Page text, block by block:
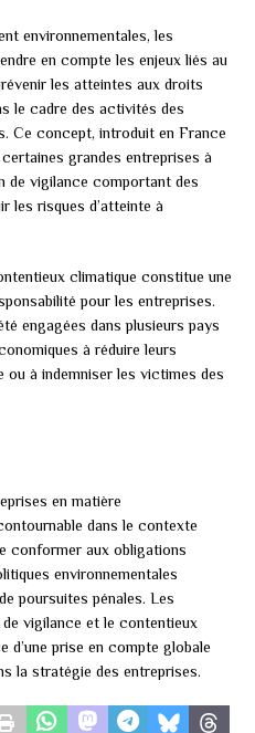
environnementales, les
en compte les enjeux liés au
les atteintes aux droits
le cadre des activités des
Ce concept, introduit en France
grandes entreprises à
de vigilance comportant des
les risques d’atteinte à
climatique constitue une
pour les entreprises.
engagées dans plusieurs pays
à réduire leurs
à indemniser les victimes des
en matière
dans le contexte
conformer aux obligations
environnementales
poursuites pénales. Les
vigilance et le contentieux
d’une prise en compte globale
la stratégie des entreprises.